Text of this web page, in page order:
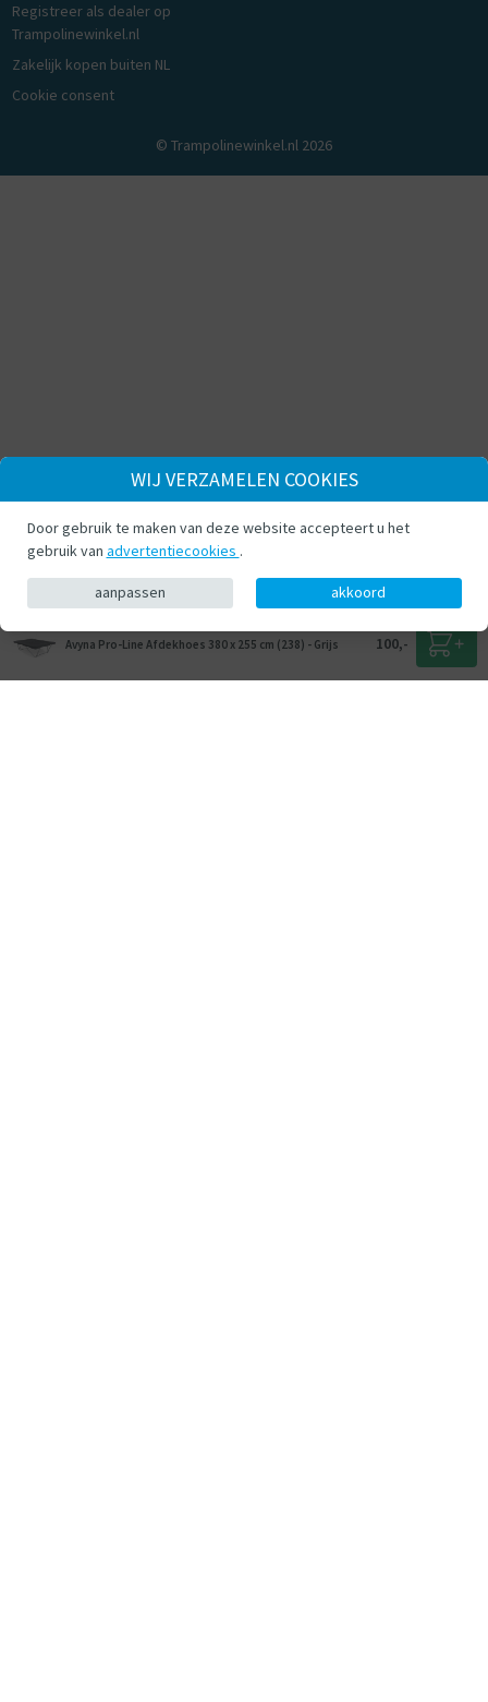
Avyna Pro-Line Afdekhoes 380 x 255 cm (238) - Grijs 100,-
Registreer als dealer op
Trampolinewinkel.nl
Zakelijk kopen buiten NL
Cookie consent
© Trampolinewinkel.nl 2026
WIJ VERZAMELEN COOKIES
Door gebruik te maken van deze website accepteert u het
gebruik van advertentiecookies .
aanpassen akkoord